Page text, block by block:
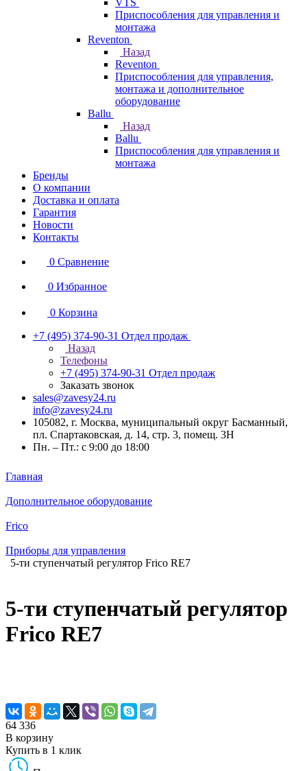
VTS
Приспособления для управления и
монтажа
Reventon
Назад
Reventon
Приспособления для управления,
монтажа и дополнительное
оборудование
Ballu
Назад
Ballu
Приспособления для управления и
монтажа
Бренды
О компании
Доставка и оплата
Гарантия
Новости
Контакты
0 Сравнение
0 Избранное
0 Корзина
+7 (495) 374-90-31 Отдел продаж
Назад
Телефоны
+7 (495) 374-90-31 Отдел продаж
Заказать звонок
sales@zavesy24.ru
info@zavesy24.ru
105082, г. Москва, муниципальный округ Басманный,
пл. Спартаковская, д. 14, стр. 3, помещ. 3Н
Пн. – Пт.: с 9:00 до 18:00
Главная
Дополнительное оборудование
Frico
Приборы для управления
5-ти ступенчатый регулятор Frico RE7
5-ти ступенчатый регулятор
Frico RE7
64 336
В корзину
Купить в 1 клик